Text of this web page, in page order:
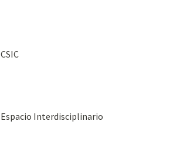
CSIC
Espacio Interdisciplinario